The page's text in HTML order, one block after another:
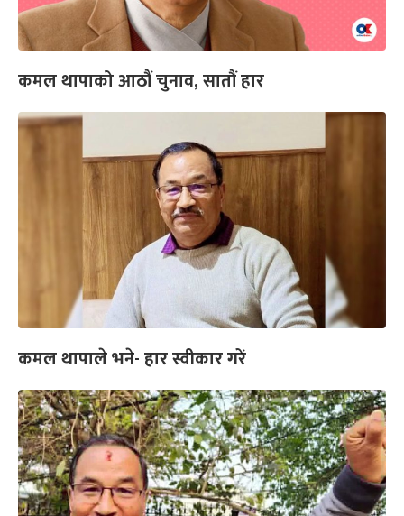
कमल थापाको आठौं चुनाव, सातौं हार
कमल थापाले भने- हार स्वीकार गरें